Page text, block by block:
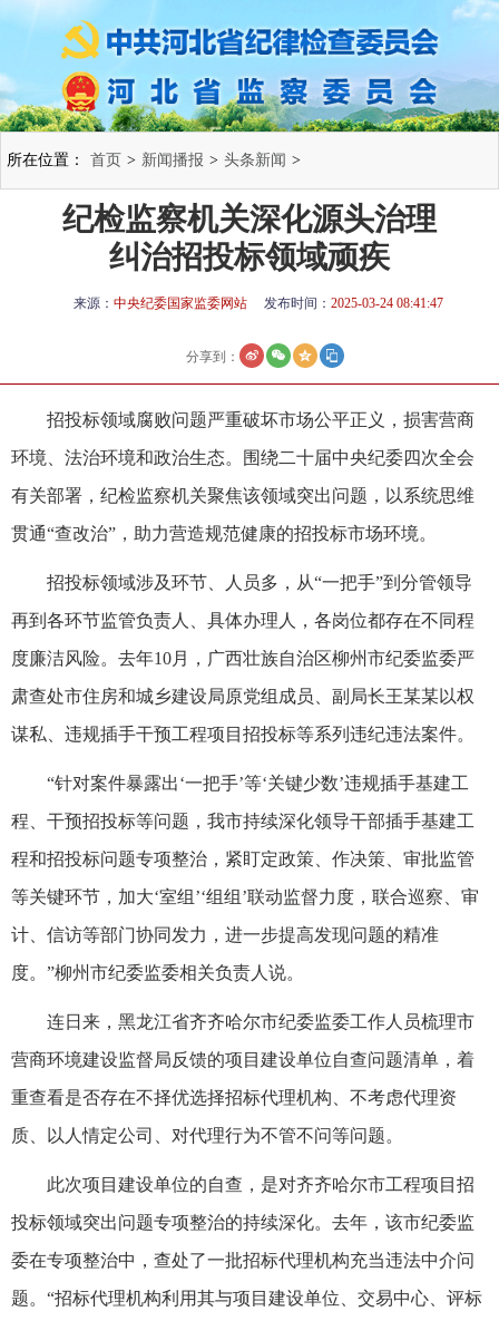
所在位置： 首页 > 新闻播报 > 头条新闻 >
纪检监察机关深化源头治理
纠治招投标领域顽疾
来源： 中央纪委国家监委网站 发布时间： 2025-03-24 08:41:47
分享到：
招投标领域腐败问题严重破坏市场公平正义，损害营商
环境、法治环境和政治生态。围绕二十届中央纪委四次全会
有关部署，纪检监察机关聚焦该领域突出问题，以系统思维
贯通“查改治”，助力营造规范健康的招投标市场环境。
招投标领域涉及环节、人员多，从“一把手”到分管领导
再到各环节监管负责人、具体办理人，各岗位都存在不同程
度廉洁风险。去年10月，广西壮族自治区柳州市纪委监委严
肃查处市住房和城乡建设局原党组成员、副局长王某某以权
谋私、违规插手干预工程项目招投标等系列违纪违法案件。
“针对案件暴露出‘一把手’等‘关键少数’违规插手基建工
程、干预招投标等问题，我市持续深化领导干部插手基建工
程和招投标问题专项整治，紧盯定政策、作决策、审批监管
等关键环节，加大‘室组’‘组组’联动监督力度，联合巡察、审
计、信访等部门协同发力，进一步提高发现问题的精准
度。”柳州市纪委监委相关负责人说。
连日来，黑龙江省齐齐哈尔市纪委监委工作人员梳理市
营商环境建设监督局反馈的项目建设单位自查问题清单，着
重查看是否存在不择优选择招标代理机构、不考虑代理资
质、以人情定公司、对代理行为不管不问等问题。
此次项目建设单位的自查，是对齐齐哈尔市工程项目招
投标领域突出问题专项整治的持续深化。去年，该市纪委监
委在专项整治中，查处了一批招标代理机构充当违法中介问
题。“招标代理机构利用其与项目建设单位、交易中心、评标